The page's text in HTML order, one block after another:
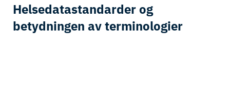
Helsedatastandarder og
betydningen av terminologier